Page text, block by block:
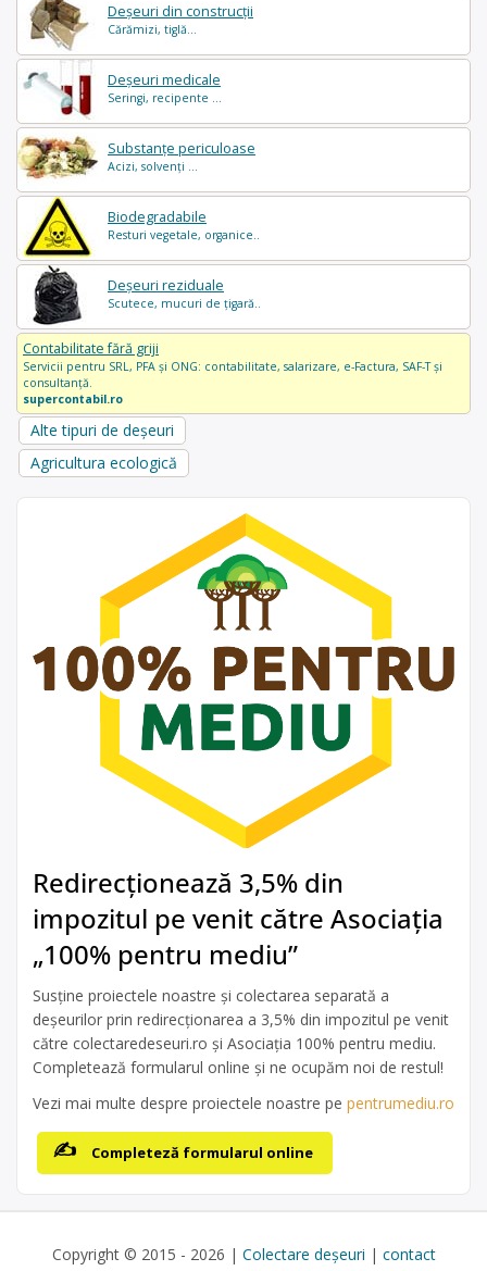
Deșeuri din construcții
Cărămizi, tiglă...
Deșeuri medicale
Seringi, recipente ...
Substanțe periculoase
Acizi, solvenți ...
Biodegradabile
Resturi vegetale, organice..
Deșeuri reziduale
Scutece, mucuri de țigară..
Contabilitate fără griji
Servicii pentru SRL, PFA și ONG: contabilitate, salarizare, e-Factura, SAF-T și
consultanță.
supercontabil.ro
Alte tipuri de deșeuri
Agricultura ecologică
Redirecționează 3,5% din
impozitul pe venit către Asociația
„100% pentru mediu”
Susține proiectele noastre și colectarea separată a
deșeurilor prin redirecționarea a 3,5% din impozitul pe venit
către colectaredeseuri.ro și Asociația 100% pentru mediu.
Completează formularul online și ne ocupăm noi de restul!
Vezi mai multe despre proiectele noastre pe pentrumediu.ro
Completeză formularul online
Copyright © 2015 - 2026 | Colectare deșeuri | contact